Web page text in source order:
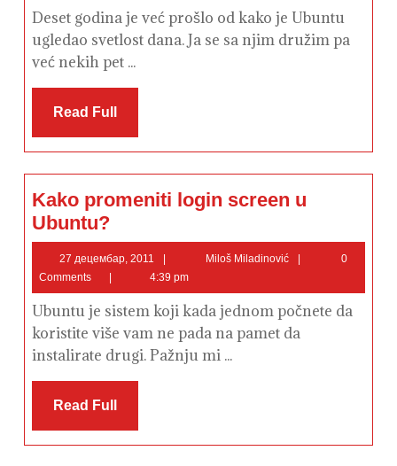
Deset godina je već prošlo od kako je Ubuntu
ugledao svetlost dana. Ja se sa njim družim pa
već nekih pet ...
Read Full Read
Kako promeniti login screen u
Ubuntu?Kako
login
screen
Ubuntu?
27 децембар, 2011
децембар,
Miloš Miladinović
0
Comments
4:39 pm
Ubuntu je sistem koji kada jednom počnete da
koristite više vam ne pada na pamet da
instalirate drugi. Pažnju mi ...
Read Full Read